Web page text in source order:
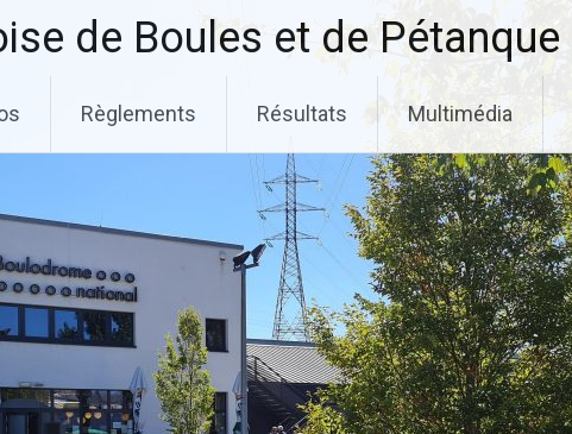
de Boules et de Pétanque
Règlements Résultats Multimédia